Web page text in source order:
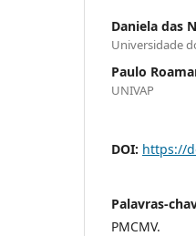
Daniela das
Universidade
Paulo
UNIVAP
DOI: https://
Palavras-
PMCMV.